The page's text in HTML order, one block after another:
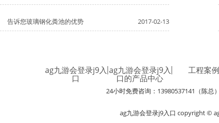
告诉您玻璃钢化粪池的优势 2017-02-13
ag九游会登录j9入
口
ag九游会登录j9入
口的产品中心
工程案例
24小时免费咨询：13980537141（陈总
ag九游会登录j9入口 copyright ©